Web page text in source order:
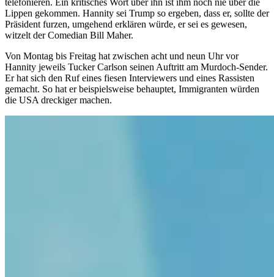
Lippen gekommen. Hannity sei Trump so ergeben, dass er, sollte der
Präsident furzen, umgehend erklären würde, er sei es gewesen,
witzelt der Comedian Bill Maher.
Von Montag bis Freitag hat zwischen acht und neun Uhr vor
Hannity jeweils Tucker Carlson seinen Auftritt am Murdoch-Sender.
Er hat sich den Ruf eines fiesen Interviewers und eines Rassisten
gemacht. So hat er beispielsweise behauptet, Immigranten würden
die USA dreckiger machen.